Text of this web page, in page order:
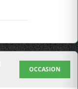
OCCASION